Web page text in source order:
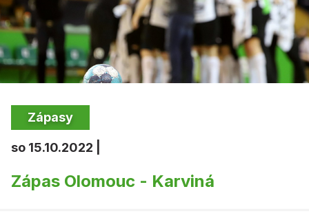
Zápasy
so 15.10.2022 |
Zápas Olomouc - Karviná